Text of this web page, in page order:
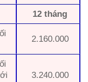
12 tháng
2.160.000
3.240.000